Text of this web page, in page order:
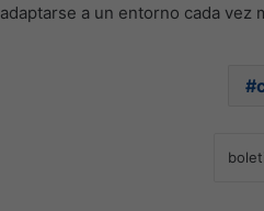
adaptarse a un entorno cada vez